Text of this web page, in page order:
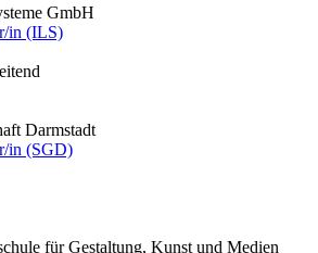
GmbH
in (ILS)
Darmstadt
in (SGD)
für Gestaltung, Kunst und Medien